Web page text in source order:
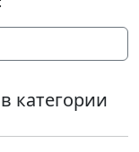
категории